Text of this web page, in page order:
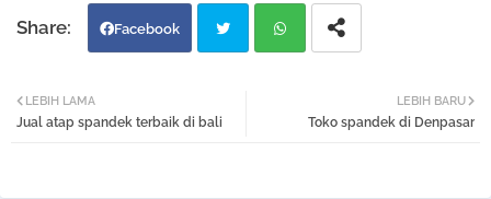
Facebook
tter
LEBIH BARU
Toko spandek di Denpasar
LEBIH LAMA
Jual atap spandek terbaik di bali